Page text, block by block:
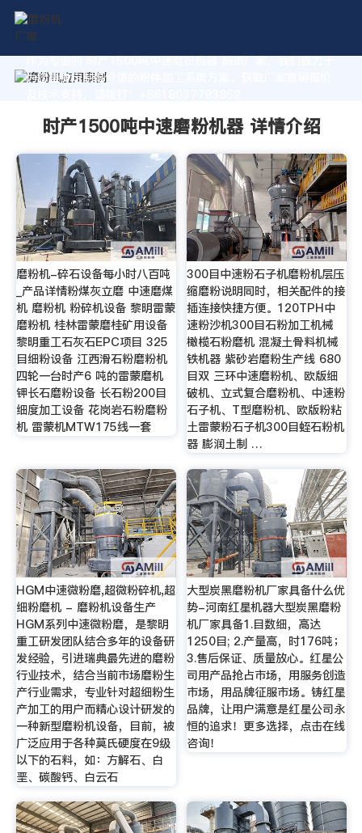
作为专业的 时产1500吨中速磨粉机器 制造厂家，我们致力于
为您量身定制高价值的粉体加工系统方案。获取厂家直销报价
时产1500吨中速磨粉机器 详情介绍
磨粉机-碎石设备每小时八百吨
_产品详情粉煤灰立磨 中速磨煤
机 磨粉机 粉碎机设备 黎明雷蒙
磨粉机 桂林雷蒙磨桂矿用设备
黎明重工石灰石EPC项目 325
目细粉设备 江西滑石粉磨粉机
四轮一台时产6 吨的雷蒙磨机
钾长石磨粉设备 长石粉200目
细度加工设备 花岗岩石粉磨粉
机 雷蒙机MTW175线一套
300目中速粉石子机磨粉机层压
缩磨粉说明同时，相关配件的接
插连接快捷方便。120TPH中
速粉沙机300目石粉加工机械
橄榄石粉磨机 混凝土骨料机械
铁机器 紫砂岩磨粉生产线 680
目双 三环中速磨粉机、欧版细
破机、立式复合磨粉机、中速粉
石子机、T型磨粉机、欧版粉粘
土雷蒙粉石子机300目蛭石粉机
器 膨润土制 …
HGM中速微粉磨,超微粉碎机,超
细粉磨机 - 磨粉机设备生产
HGM系列中速微粉磨，是黎明
重工研发团队结合多年的设备研
发经验，引进瑞典最先进的磨粉
行业技术，结合当前市场磨粉生
产行业需求，专业针对超细粉生
产加工的用户而精心设计研发的
一种新型磨粉机设备，目前，被
广泛应用于各种莫氏硬度在9级
以下的石料，如：方解石、白
垩、碳酸钙、白云石
大型炭黑磨粉机厂家具备什么优
势-河南红星机器大型炭黑磨粉
机厂家具备1.目数细，高达
1250目; 2.产量高，时176吨；
3.售后保证、质量放心。红星公
司用产品抢占市场，用服务创造
市场，用品牌征服市场。铸红星
品牌，让用户满意是红星公司永
恒的追求！更多选择，点击在线
咨询！